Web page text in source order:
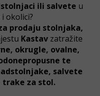
ili salvete u
i okolici?
prodaju stolnjaka,
Kastav zatražite
okrugle, ovalne,
te
salvete
trake za stol.